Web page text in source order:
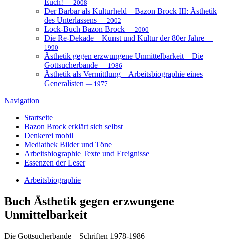
— 2008
Der Barbar als Kulturheld – Bazon Brock III: Ästhetik
des Unterlassens — 2002
Lock-Buch Bazon Brock — 2000
Die Re-Dekade – Kunst und Kultur der 80er Jahre —
1990
Ästhetik gegen erzwungene Unmittelbarkeit – Die
Gottsucherbande — 1986
Ästhetik als Vermittlung – Arbeitsbiographie eines
Generalisten — 1977
Navigation
Startseite
Bazon Brock erklärt sich selbst
Denkerei mobil
Mediathek Bilder und Töne
Arbeitsbiographie Texte und Ereignisse
Essenzen der Leser
Arbeitsbiographie
Buch Ästhetik gegen erzwungene
Unmittelbarkeit
Die Gottsucherbande – Schriften 1978-1986